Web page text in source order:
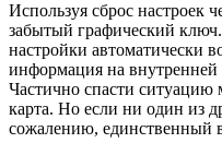
Используя сброс настроек
забытый графический
настройки автоматически
информация на внутренней
Частично спасти ситуацию
карта. Но если ни один из
сожалению, единственный